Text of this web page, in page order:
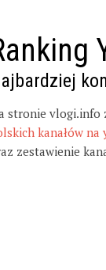
stronie vlogi.info
kanałów na
zestawienie